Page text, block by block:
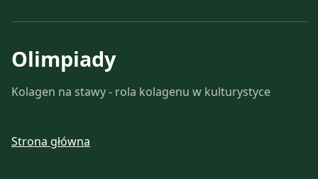
Olimpiady
Kolagen na stawy - rola kolagenu w kulturystyce
Strona główna